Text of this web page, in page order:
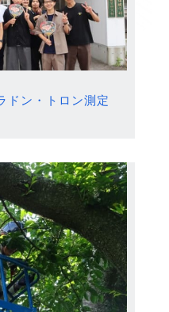
ドン・トロン測定